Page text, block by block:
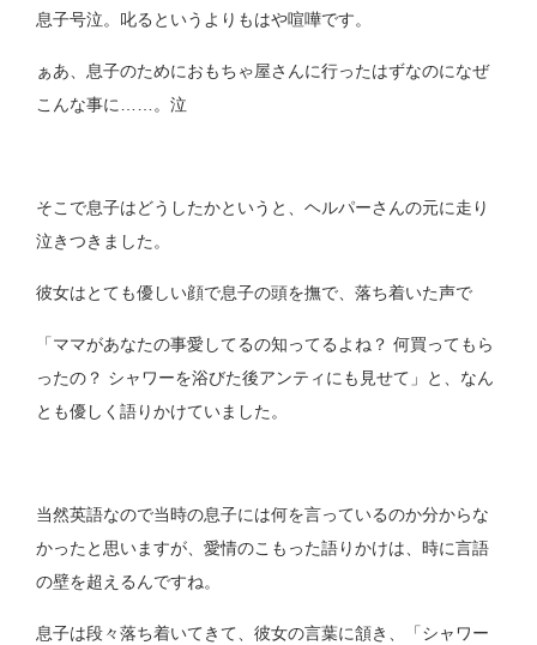
息子号泣。叱るというよりもはや喧嘩です。
ぁあ、息子のためにおもちゃ屋さんに行ったはずなのになぜ
こんな事に……。泣
そこで息子はどうしたかというと、ヘルパーさんの元に走り
泣きつきました。
彼女はとても優しい顔で息子の頭を撫で、落ち着いた声で
「ママがあなたの事愛してるの知ってるよね？ 何買ってもら
ったの？ シャワーを浴びた後アンティにも見せて」と、なん
とも優しく語りかけていました。
当然英語なので当時の息子には何を言っているのか分からな
かったと思いますが、愛情のこもった語りかけは、時に言語
の壁を超えるんですね。
息子は段々落ち着いてきて、彼女の言葉に頷き、「シャワー